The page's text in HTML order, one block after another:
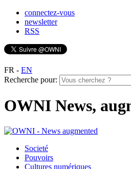
connectez-vous
newsletter
RSS
FR - EN
Recherche pour:
OWNI News,
Societé
Pouvoirs
Cultures numériques